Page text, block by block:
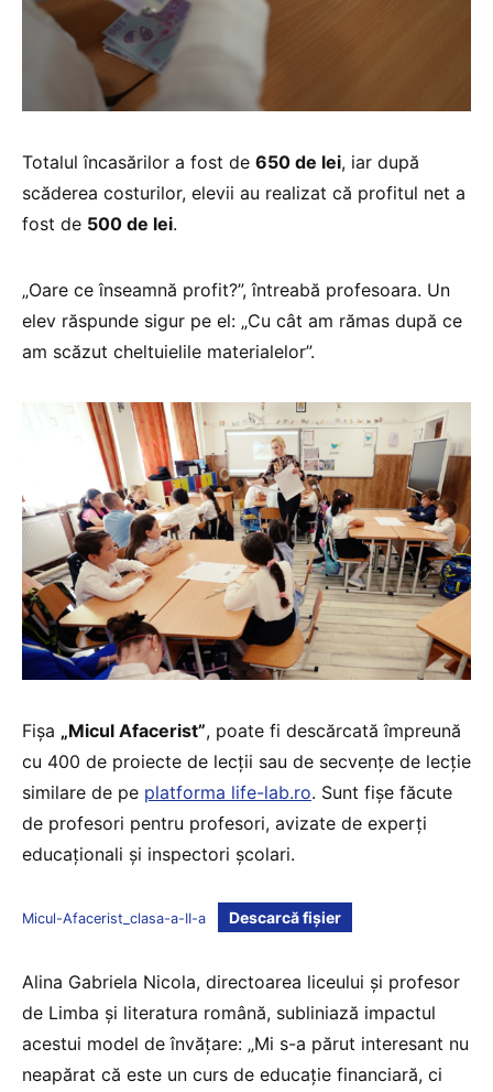
Totalul încasărilor a fost de 650 de lei, iar după
scăderea costurilor, elevii au realizat că profitul net a
fost de 500 de lei.
„Oare ce înseamnă profit?”, întreabă profesoara. Un
elev răspunde sigur pe el: „Cu cât am rămas după ce
am scăzut cheltuielile materialelor”.
Fișa „Micul Afacerist”, poate fi descărcată împreună
cu 400 de proiecte de lecții sau de secvențe de lecție
similare de pe platforma life-lab.ro. Sunt fișe făcute
de profesori pentru profesori, avizate de experți
educaționali și inspectori școlari.
Micul-Afacerist_clasa-a-II-a Descarcă fișier
Alina Gabriela Nicola, directoarea liceului și profesor
de Limba și literatura română, subliniază impactul
acestui model de învățare: „Mi s-a părut interesant nu
neapărat că este un curs de educație financiară, ci